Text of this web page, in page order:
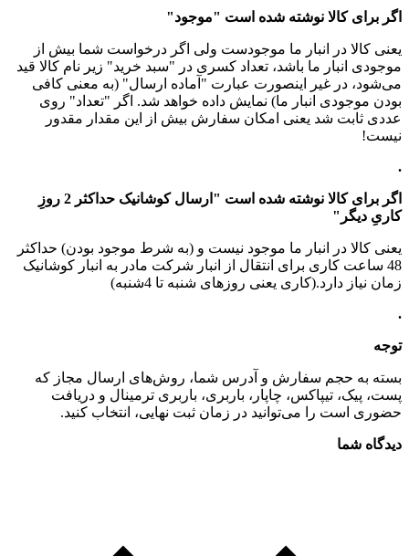
اگر برای کالا نوشته شده است "موجود"
یعنی کالا در انبار ما موجودست ولی اگر درخواست شما بیش از
موجودی انبار ما باشد، تعداد کسری در "سبد خرید" زیر نام کالا قید
می‌شود، در غیر اینصورت عبارت "آماده ارسال" (به معنی کافی
بودن موجودی انبار ما) نمایش داده خواهد شد. اگر "تعداد" روی
عددی ثابت شد یعنی امکان سفارش بیش از این مقدار مقدور
نیست!
.
اگر برای کالا نوشته شده است "ارسال کوشانیک حداکثر 2 روزِ
کاریِ دیگر"
یعنی کالا در انبار ما موجود نیست و (به شرط موجود بودن) حداکثر
48 ساعت کاری برای انتقال از انبار شرکت مادر به انبار کوشانیک
زمان نیاز دارد.(کاری یعنی روزهای شنبه تا 4شنبه)
.
توجه
بسته به حجم سفارش و آدرس شما، روش‌های ارسال مجاز که
پست، پیک، تیپاکس، چاپار، باربری، باربری ترمینال و دریافت
حضوری است را می‌توانید در زمان ثبت نهایی، انتخاب کنید.
دیدگاه شما